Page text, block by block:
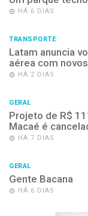
HÁ 6 DIAS
TRANSPORTE
Latam anuncia
aérea com
HÁ 2 DIAS
GERAL
Projeto de R$
Macaé é
HÁ 7 DIAS
GERAL
Gente Bacana
HÁ 6 DIAS